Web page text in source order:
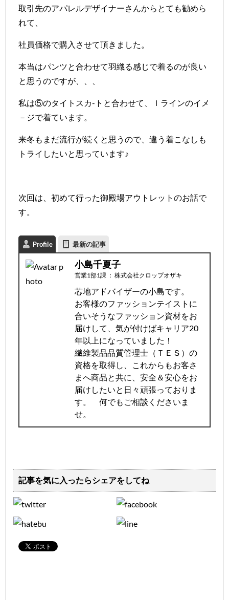
取引先のアパレルデザイナーさんからとても勧めら
れて、
社員価格で購入させて頂きました。
本当はパンツと合わせて羽織る感じで着るのが良い
と思うのですが、、、
私は⑤のタイトスカ-トと合わせて、Ｉラインのイメ
－ジで着ています。
来冬もまだ流行が続くと思うので、違う着こなしも
トライしたいと思っています♪
次回は、初めて行った御殿場アウトレットのお話で
す。
Profile 最新の記事
小島千夏子
営業1部1課 ： 株式会社クロップオザキ
芯地アドバイザーの小島です。
お客様のファッションテイストに
合いそうなファッション資材をお
届けして、気が付けばキャリア20
年以上になっていました！
繊維製品品質管理士（ＴＥＳ）の
資格を取得し、これからもお客さ
まへ商品と共に、安全＆安心をお
届けしたいと日々頑張っておりま
す。 何でもご相談くださいま
せ。
記事を気に入ったらシェアをしてね